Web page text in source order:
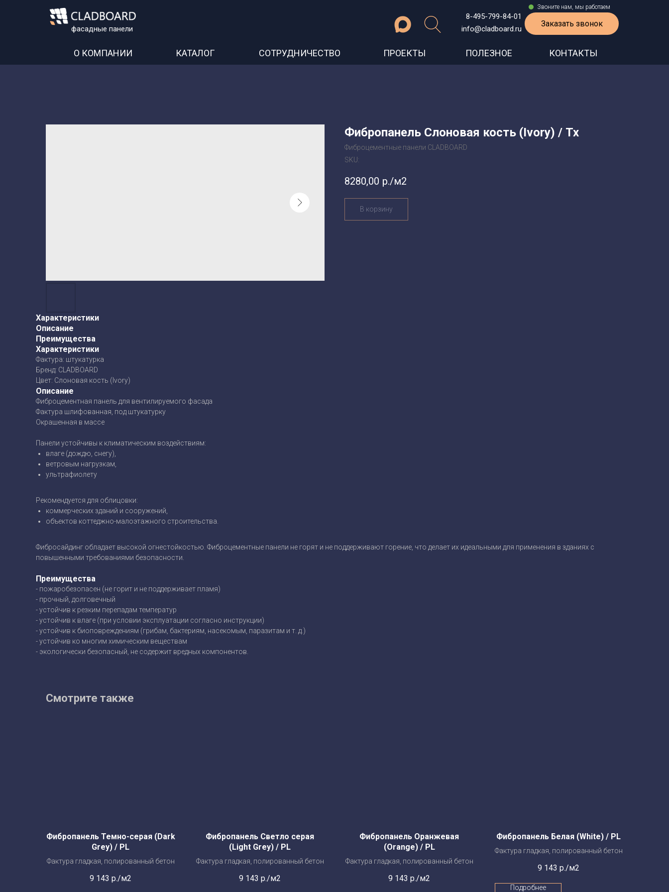
Заказать звонок
Звоните нам, мы работаем
8-495-799-84-01
info@cladboard.ru
фасадные панели
КОНТАКТЫ
ПОЛЕЗНОЕ
ПРОЕКТЫ
СОТРУДНИЧЕСТВО
КАТАЛОГ
О КОМПАНИИ
Фибропанель Слоновая кость (Ivory) / Tx
Фиброцементные панели CLADBOARD
SKU:
8280,00 р./м2
В корзину
Характеристики
Описание
Преимущества
Характеристики
Фактура: штукатурка
Бренд: CLADBOARD
Цвет: Слоновая кость (Ivory)
Описание
Фиброцементная панель для вентилируемого фасада
Фактура шлифованная, под штукатурку
Окрашенная в массе
Панели устойчивы к климатическим воздействиям:
влаге (дождю, снегу),
ветровым нагрузкам,
ультрафиолету
Рекомендуется для облицовки:
коммерческих зданий и сооружений,
объектов коттеджно-малоэтажного строительства.
Фибросайдинг обладает высокой огнестойкостью. Фиброцементные панели не горят и не поддерживают горение, что делает их идеальными для применения в зданиях с
повышенными требованиями безопасности.
Преимущества
- пожаробезопасен (не горит и не поддерживает пламя)
- прочный, долговечный
- устойчив к резким перепадам температур
- устойчив к влаге (при условии эксплуатации согласно инструкции)
- устойчив к биоповреждениям (грибам, бактериям, насекомым, паразитам и т. д.)
- устойчив ко многим химическим веществам
- экологически безопасный, не содержит вредных компонентов.
Смотрите также
Фибропанель Темно-серая (Dark
Grey) / PL
Фактура гладкая, полированный бетон
9 143 р./м2
Фибропанель Светло серая
(Light Grey) / PL
Фактура гладкая, полированный бетон
9 143 р./м2
Фибропанель Оранжевая
(Orange) / PL
Фактура гладкая, полированный бетон
9 143 р./м2
Фибропанель Белая (White) / PL
Фактура гладкая, полированный бетон
9 143 р./м2
Подробнее